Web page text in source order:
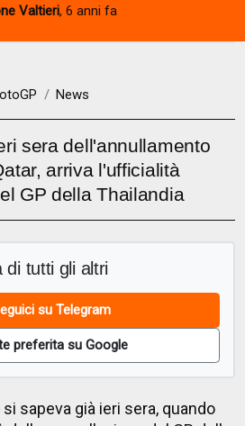
Valtieri, 6 anni fa
News
sera dell'annullamento
arriva l'ufficialità
GP della Thailandia
di tutti gli altri
su Telegram
preferita su Google
si sapeva già ieri sera, quando